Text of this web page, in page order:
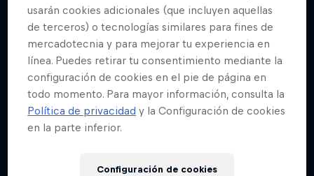
usarán cookies adicionales (que incluyen aquellas
de terceros) o tecnologías similares para fines de
mercadotecnia y para mejorar tu experiencia en
línea. Puedes retirar tu consentimiento mediante la
configuración de cookies en el pie de página en
todo momento. Para mayor información, consulta la
Política de privacidad y la Configuración de cookies
en la parte inferior.
Configuración de cookies